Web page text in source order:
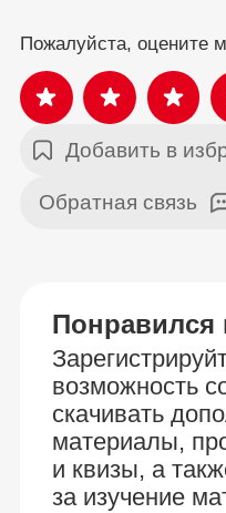
Пожалуйста, оцените
Добавить в
Обратная связь
Понравился
возможность
скачивать
материалы,
и квизы, а
за изучение